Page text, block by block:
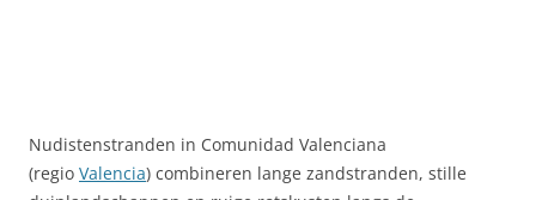
Nudistenstranden in Comunidad Valenciana
(regio Valencia) combineren lange zandstranden, stille